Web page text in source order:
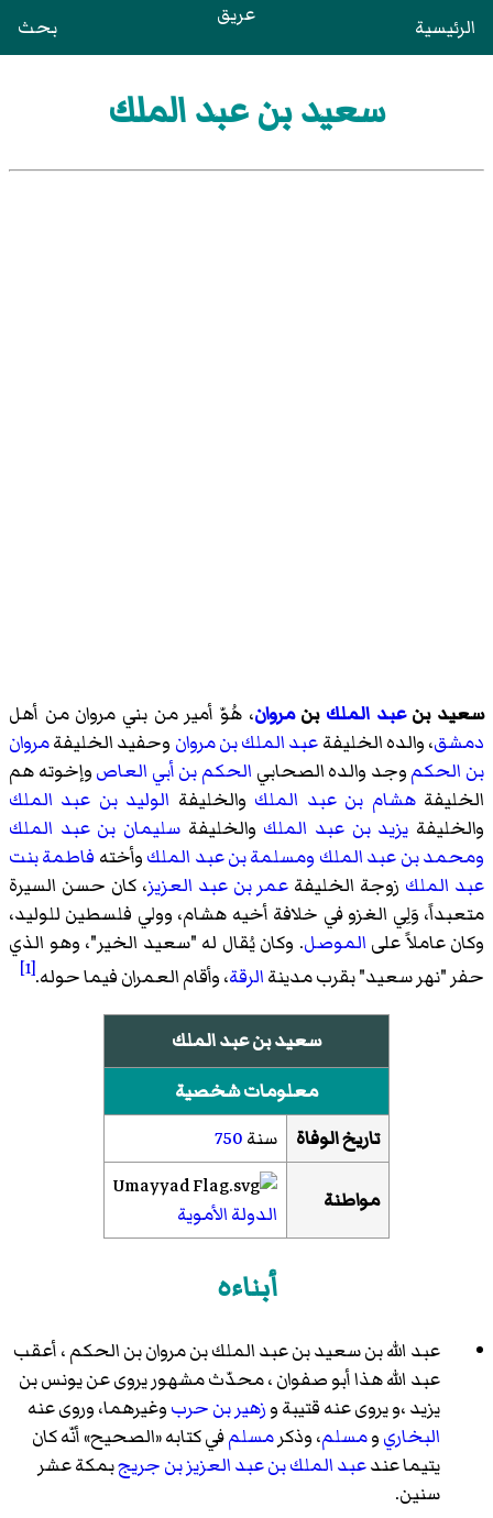
الرئيسية عريق بحث
سعيد بن عبد الملك
سعيد بنعبد الملك بنمروان، هُوّ أمير من بني مروان من أهل
دمشق، والده الخليفةعبد الملك بن مروان وحفيد الخليفةمروان
بن الحكموجد والده الصحابي الحكم بن أبي العاصوإخوته هم
الخليفةهشام بن عبد الملك والخليفة الوليد بن عبد الملك
والخليفة يزيد بن عبد الملك والخليفة سليمان بن عبد الملك
ومحمد بن عبد الملك ومسلمة بن عبد الملكوأخته فاطمة بنت
عبد الملك زوجة الخليفة عمر بن عبد العزيز، كان حسن السيرة
متعبداً، وَلِي الغزو في خلافة أخيه هشام، وولي فلسطين للوليد،
وكان عاملاً على الموصل. وكان يُقال له "سعيد الخير"، وهو الذي
حفر "نهر سعيد" بقرب مدينةالرقة، وأقام العمران فيما حوله.[1]
سعيد بن عبد الملك
معلومات شخصية
تاريخ الوفاة
سنة750
مواطنة الدولة الأموية
أبناءه
عبد الله بن سعيد بن عبد الملك بن مروان بن الحكم، أعقب
عبد الله هذا أبو صفوان ، محدّث مشهور يروى عنيونس بن
يزيد،و يروى عنه قتيبة وزهير بن حربوغيرهما، وروى عنه
البخاريومسلم، وذكرمسلمفي كتابه «الصحيح» أنّه كان
يتيما عندعبد الملك بن عبد العزيز بن جريجبمكةعشر
سنين.